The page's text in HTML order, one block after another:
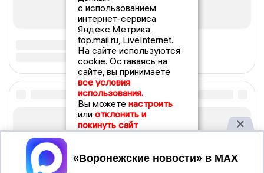
с использованием
интернет-сервиса
Яндекс.Метрика,
top.mail.ru, LiveInternet.
На сайте используются
cookie. Оставаясь на
сайте, вы принимаете
все условия
использования.
Вы можете настроить
или отклонить и
покинуть сайт
Принять